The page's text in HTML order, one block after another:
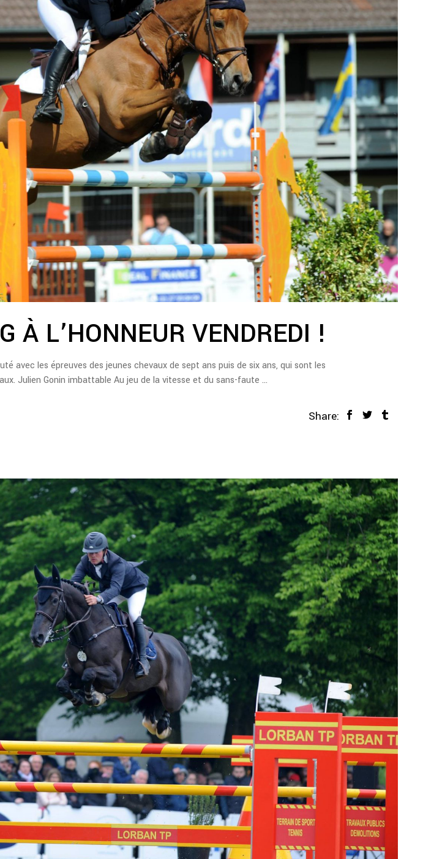
À L’HONNEUR VENDREDI !
avec les épreuves des jeunes chevaux de sept ans puis de six ans, qui sont les
Julien Gonin imbattable Au jeu de la vitesse et du sans-faute
Share: